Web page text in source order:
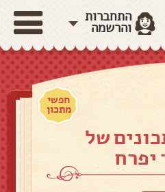
התחברות
והרשמה
חפשי
מתכון
של
יפרח